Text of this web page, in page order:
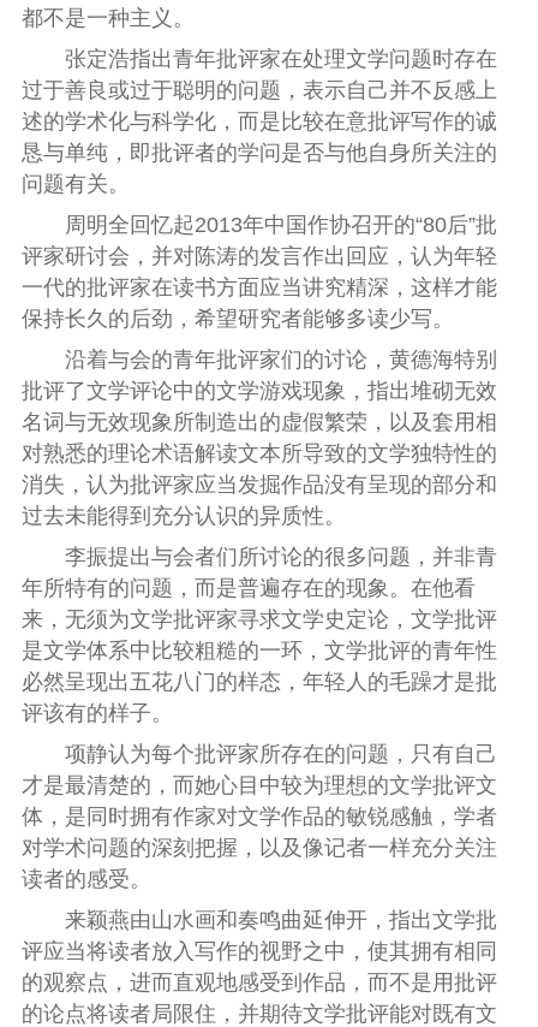
都不是一种主义。
张定浩指出青年批评家在处理文学问题时存在
过于善良或过于聪明的问题，表示自己并不反感上
述的学术化与科学化，而是比较在意批评写作的诚
恳与单纯，即批评者的学问是否与他自身所关注的
问题有关。
周明全回忆起2013年中国作协召开的“80后”批
评家研讨会，并对陈涛的发言作出回应，认为年轻
一代的批评家在读书方面应当讲究精深，这样才能
保持长久的后劲，希望研究者能够多读少写。
沿着与会的青年批评家们的讨论，黄德海特别
批评了文学评论中的文学游戏现象，指出堆砌无效
名词与无效现象所制造出的虚假繁荣，以及套用相
对熟悉的理论术语解读文本所导致的文学独特性的
消失，认为批评家应当发掘作品没有呈现的部分和
过去未能得到充分认识的异质性。
李振提出与会者们所讨论的很多问题，并非青
年所特有的问题，而是普遍存在的现象。在他看
来，无须为文学批评家寻求文学史定论，文学批评
是文学体系中比较粗糙的一环，文学批评的青年性
必然呈现出五花八门的样态，年轻人的毛躁才是批
评该有的样子。
项静认为每个批评家所存在的问题，只有自己
才是最清楚的，而她心目中较为理想的文学批评文
体，是同时拥有作家对文学作品的敏锐感触，学者
对学术问题的深刻把握，以及像记者一样充分关注
读者的感受。
来颖燕由山水画和奏鸣曲延伸开，指出文学批
评应当将读者放入写作的视野之中，使其拥有相同
的观察点，进而直观地感受到作品，而不是用批评
的论点将读者局限住，并期待文学批评能对既有文